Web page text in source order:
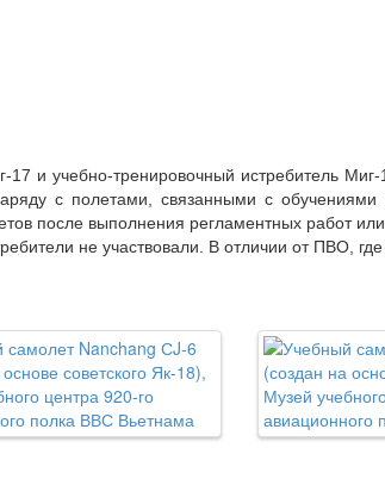
17 и учебно-тренировочный истребитель
с полетами, связанными с обучениями
после выполнения регламентных работ
не участвовали. В отличии от ПВО,